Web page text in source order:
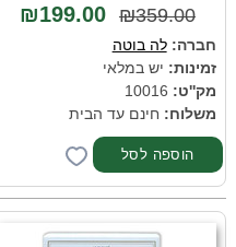
₪359.00
₪199.00
חברה:לה בוטה
זמינות: יש במלאי
מק''ט:
משלוח: חינם עד הבית